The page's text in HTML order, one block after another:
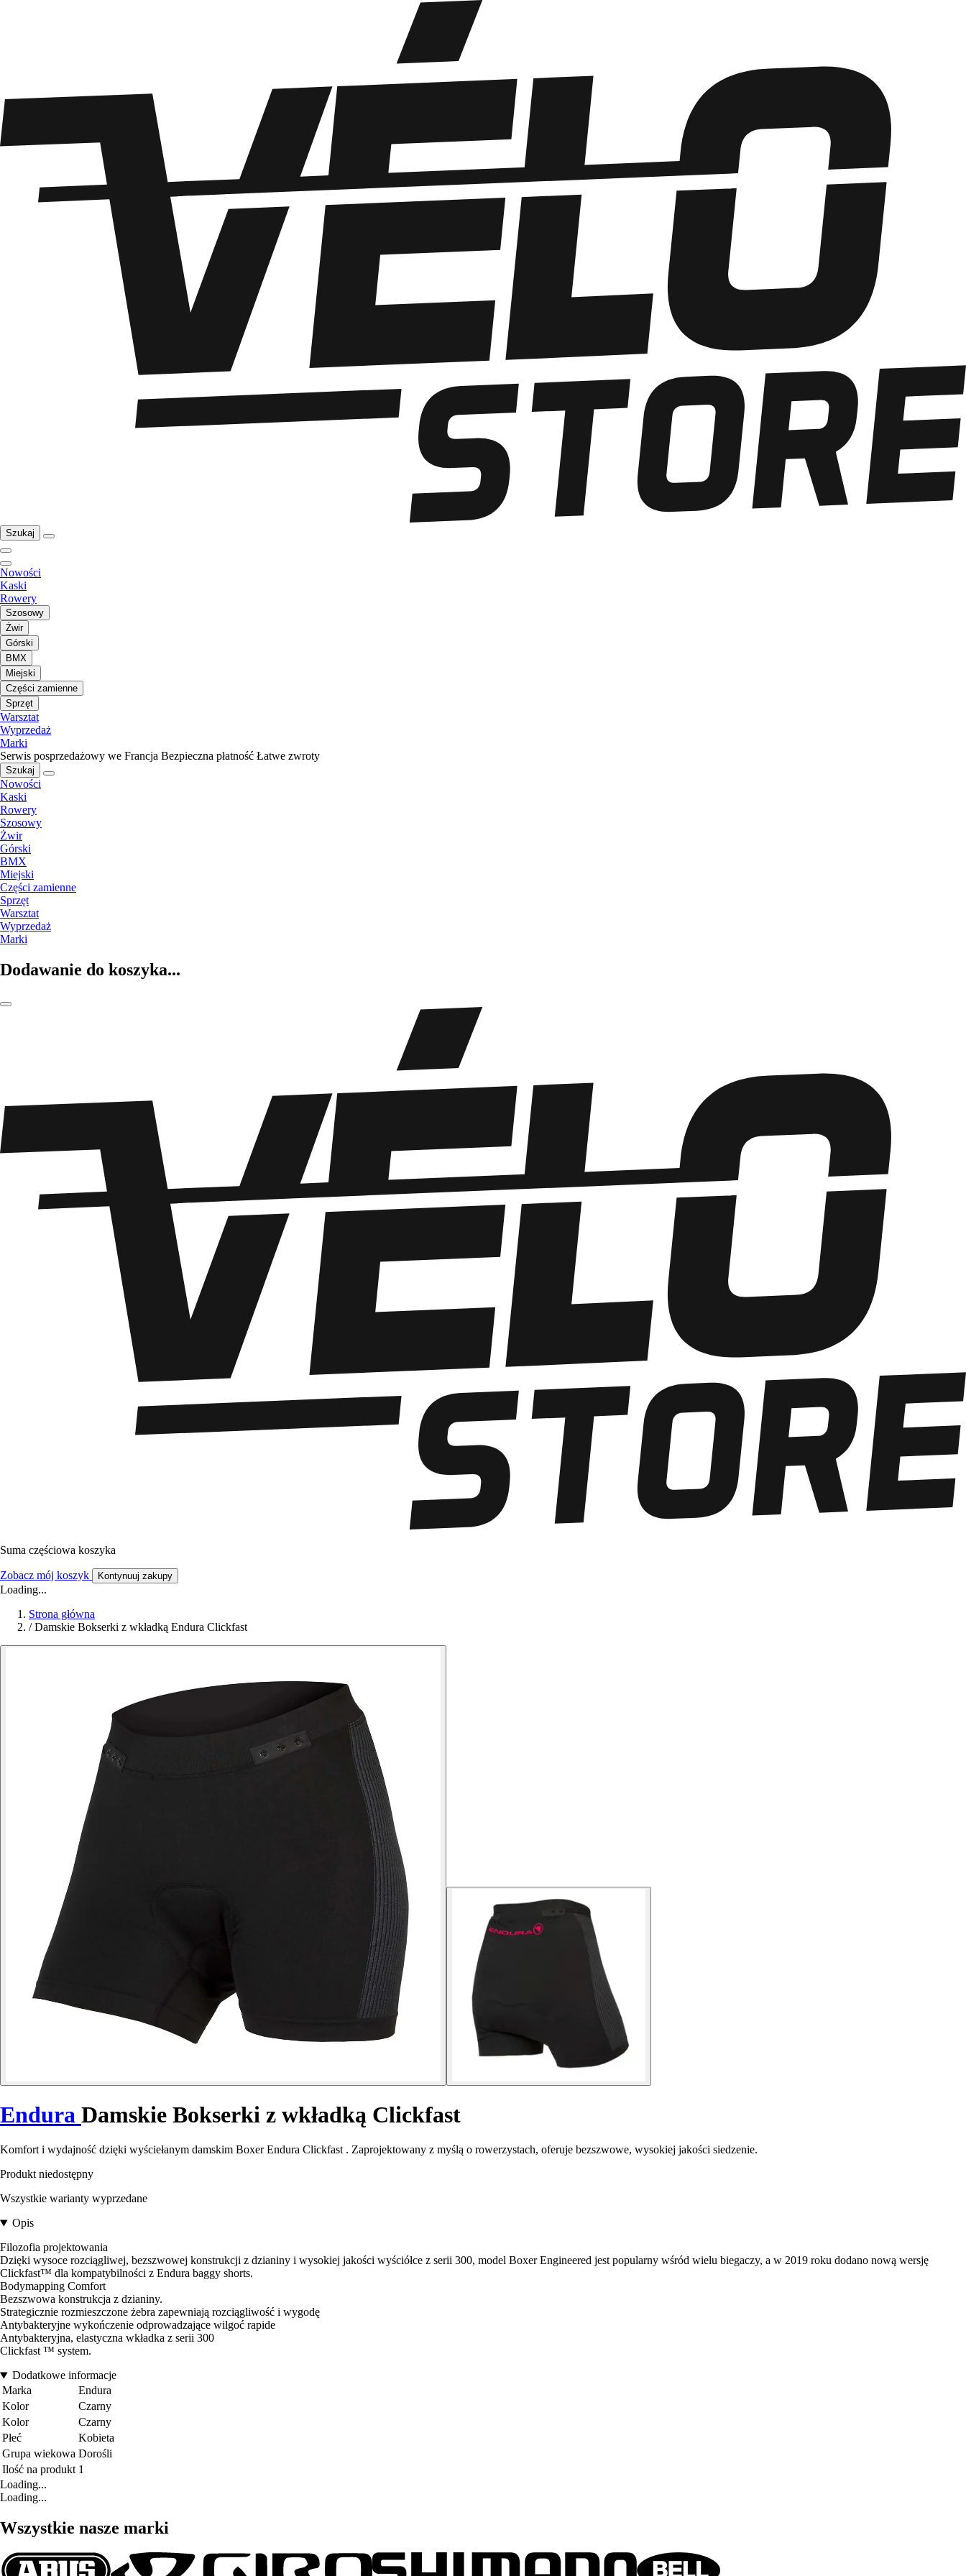
Szukaj
Nowości
Kaski
Rowery
Szosowy
Żwir
Górski
BMX
Miejski
Części zamienne
Sprzęt
Warsztat
Wyprzedaż
Marki
Serwis posprzedażowy we Francja Bezpieczna płatność Łatwe zwroty
Szukaj
Nowości
Kaski
Rowery
Szosowy
Żwir
Górski
BMX
Miejski
Części zamienne
Sprzęt
Warsztat
Wyprzedaż
Marki
Dodawanie do koszyka...
Suma częściowa koszyka
Zobacz mój koszyk Kontynuuj zakupy
Loading...
Strona główna
/ Damskie Bokserki z wkładką Endura Clickfast
Endura Damskie Bokserki z wkładką Clickfast
Komfort i wydajność dzięki wyściełanym damskim Boxer Endura Clickfast . Zaprojektowany z myślą o rowerzystach, oferuje bezszwowe, wysokiej jakości siedzenie.
Produkt niedostępny
Wszystkie warianty wyprzedane
Opis
Filozofia projektowania
Dzięki wysoce rozciągliwej, bezszwowej konstrukcji z dzianiny i wysokiej jakości wyściółce z serii 300, model Boxer Engineered jest popularny wśród wielu biegaczy, a w 2019 roku dodano nową wersję
Clickfast™ dla kompatybilności z Endura baggy shorts.
Bodymapping Comfort
Bezszwowa konstrukcja z dzianiny.
Strategicznie rozmieszczone żebra zapewniają rozciągliwość i wygodę
Antybakteryjne wykończenie odprowadzające wilgoć rapide
Antybakteryjna, elastyczna wkładka z serii 300
Clickfast ™ system.
Dodatkowe informacje
Marka
Endura
Kolor
Czarny
Kolor
Czarny
Płeć
Kobieta
Grupa wiekowa Dorośli
Ilość na produkt 1
Loading...
Loading...
Wszystkie nasze marki